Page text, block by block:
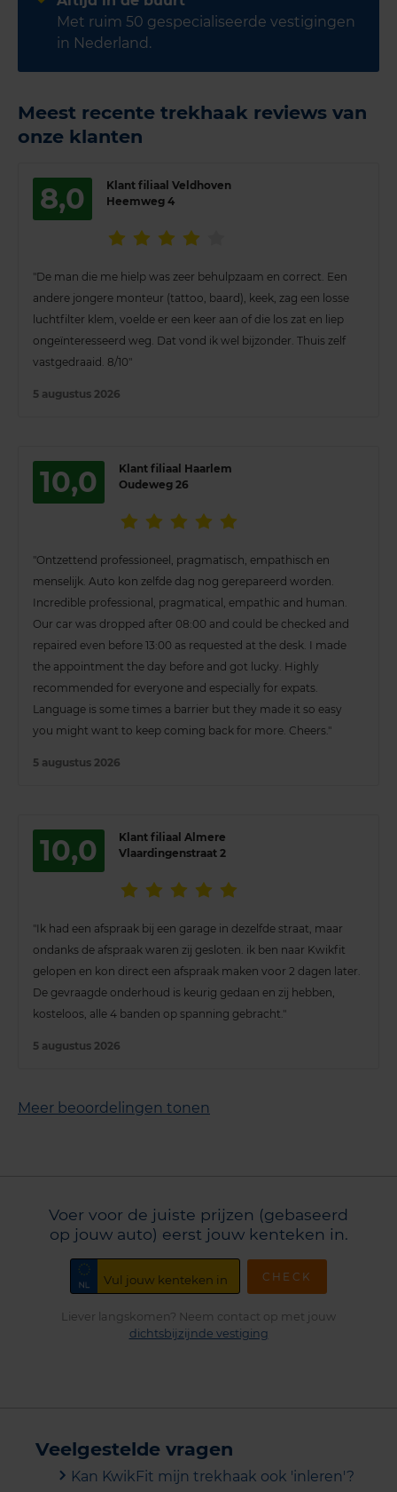
Met ruim 50 gespecialiseerde vestigingen
in Nederland.
Meest recente trekhaak reviews van
onze klanten
8,0
Klant filiaal Veldhoven
Heemweg 4
"De man die me hielp was zeer behulpzaam en correct. Een
andere jongere monteur (tattoo, baard), keek, zag een losse
luchtfilter klem, voelde er een keer aan of die los zat en liep
ongeïnteresseerd weg. Dat vond ik wel bijzonder. Thuis zelf
vastgedraaid. 8/10"
5 augustus 2026
10,0
Klant filiaal Haarlem
Oudeweg 26
"Ontzettend professioneel, pragmatisch, empathisch en
menselijk. Auto kon zelfde dag nog gerepareerd worden.
Incredible professional, pragmatical, empathic and human.
Our car was dropped after 08:00 and could be checked and
repaired even before 13:00 as requested at the desk. I made
the appointment the day before and got lucky. Highly
recommended for everyone and especially for expats.
Language is some times a barrier but they made it so easy
you might want to keep coming back for more. Cheers."
5 augustus 2026
10,0
Klant filiaal Almere
Vlaardingenstraat 2
"Ik had een afspraak bij een garage in dezelfde straat, maar
ondanks de afspraak waren zij gesloten. ik ben naar Kwikfit
gelopen en kon direct een afspraak maken voor 2 dagen later.
De gevraagde onderhoud is keurig gedaan en zij hebben,
kosteloos, alle 4 banden op spanning gebracht."
5 augustus 2026
Meer beoordelingen tonen
Voer voor de juiste prijzen (gebaseerd
op jouw auto) eerst jouw kenteken in.
CHECK
Liever langskomen? Neem contact op met jouw
dichtsbijzijnde vestiging
Veelgestelde vragen
Kan KwikFit mijn trekhaak ook 'inleren'?